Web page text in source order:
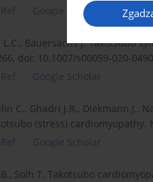
Google Scholar
L.C., Bauersachs J. Takotsubo
doi: 10.1007/s00059-020-
Google Scholar
C., Ghadri J.R., Diekmann J.,
(stress) cardiomyopathy.
Google Scholar
Solh T. Takotsubo